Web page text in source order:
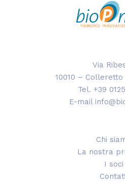
Via
10010 – Colleretto
Tel. +39
E-mail
Chi
La nostra
I soci